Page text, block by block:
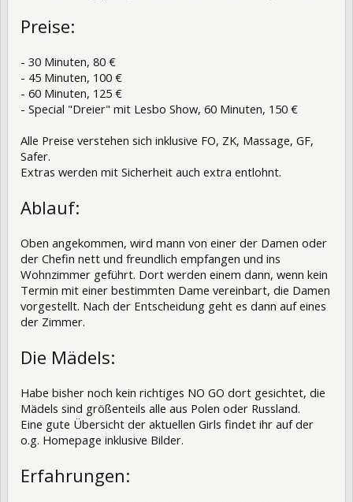
Preise:
- 30 Minuten, 80 €
- 45 Minuten, 100 €
- 60 Minuten, 125 €
- Special "Dreier" mit Lesbo Show, 60 Minuten, 150 €
Alle Preise verstehen sich inklusive FO, ZK, Massage, GF,
Safer.
Extras werden mit Sicherheit auch extra entlohnt.
Ablauf:
Oben angekommen, wird mann von einer der Damen oder
der Chefin nett und freundlich empfangen und ins
Wohnzimmer geführt. Dort werden einem dann, wenn kein
Termin mit einer bestimmten Dame vereinbart, die Damen
vorgestellt. Nach der Entscheidung geht es dann auf eines
der Zimmer.
Die Mädels:
Habe bisher noch kein richtiges NO GO dort gesichtet, die
Mädels sind größenteils alle aus Polen oder Russland.
Eine gute Übersicht der aktuellen Girls findet ihr auf der
o.g. Homepage inklusive Bilder.
Erfahrungen: